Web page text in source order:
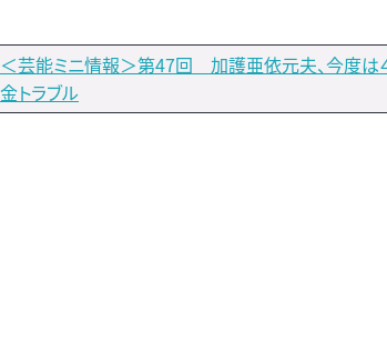
＜芸能ミニ情報＞第47回 加護亜依元夫、今度は
金トラブル